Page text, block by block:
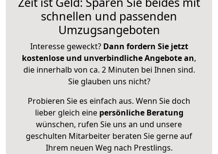
schnellen und passenden
Umzugsangeboten
Interesse geweckt? Dann fordern Sie jetzt
kostenlose und unverbindliche Angebote an,
die innerhalb von ca. 2 Minuten bei Ihnen sind.
Sie glauben uns nicht?
Probieren Sie es einfach aus. Wenn Sie doch
lieber gleich eine persönliche Beratung
wünschen, rufen Sie uns an und unsere
geschulten Mitarbeiter beraten Sie gerne auf
Ihrem neuen Weg nach Prestlings.